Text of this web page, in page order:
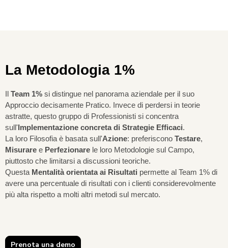
La Metodologia 1%
Il Team 1% si distingue nel panorama aziendale per il suo
Approccio decisamente Pratico. Invece di perdersi in teorie
astratte, questo gruppo di Professionisti si concentra
sull'Implementazione concreta di Strategie Efficaci.
La loro Filosofia è basata sull'Azione: preferiscono Testare,
Misurare e Perfezionare le loro Metodologie sul Campo,
piuttosto che limitarsi a discussioni teoriche.
Questa Mentalità orientata ai Risultati permette al Team 1% di
avere una percentuale di risultati con i clienti considerevolmente
più alta rispetto a molti altri metodi sul mercato.
Prenota una demo